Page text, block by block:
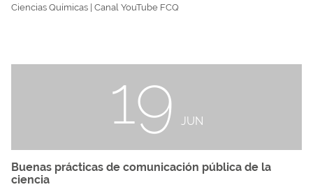
Ciencias Químicas | Canal YouTube FCQ
19 JUN
Buenas prácticas de comunicación pública de la
ciencia